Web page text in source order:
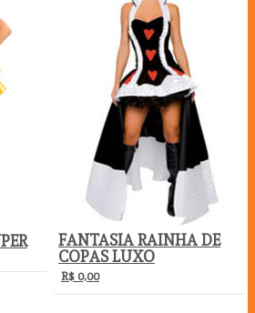
FANTASIA RAINHA DE
COPAS LUXO
R$ 0,00